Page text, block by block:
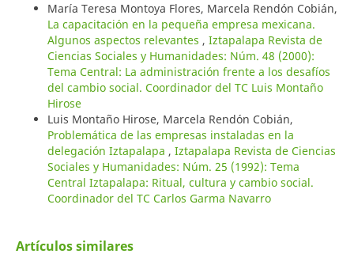
María Teresa Montoya Flores, Marcela Rendón Cobián,
La capacitación en la pequeña empresa mexicana.
Algunos aspectos relevantes , Iztapalapa Revista de
Ciencias Sociales y Humanidades: Núm. 48 (2000):
Tema Central: La administración frente a los desafíos
del cambio social. Coordinador del TC Luis Montaño
Hirose
Luis Montaño Hirose, Marcela Rendón Cobián,
Problemática de las empresas instaladas en la
delegación Iztapalapa , Iztapalapa Revista de Ciencias
Sociales y Humanidades: Núm. 25 (1992): Tema
Central Iztapalapa: Ritual, cultura y cambio social.
Coordinador del TC Carlos Garma Navarro
Artículos similares